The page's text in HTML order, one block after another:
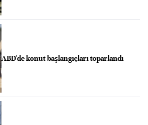
ABD'de konut başlangıçları toparlandı